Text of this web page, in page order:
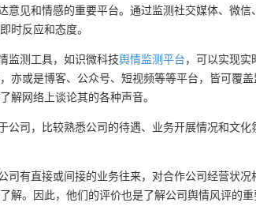
意见和情感的重要平台。通过监测社交媒体、微
时反应和态度。
监测工具，如识微科技舆情监测平台 ，可以实现实
亦或是博客、公众号、短视频等等平台，皆可覆
解网络上谈论其的各种声音。
公司，比较熟悉公司的待遇、业务开展情况和文
司有直接或间接的业务往来，对合作公司经营状
解。因此，他们的评价也是了解公司舆情风评的重